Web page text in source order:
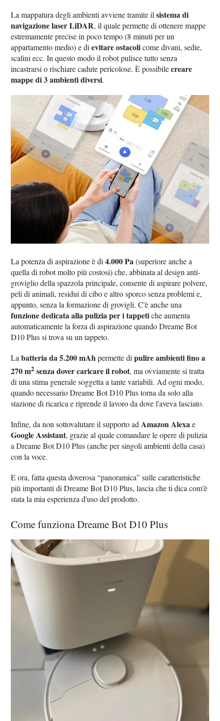
La mappatura degli ambienti avviene tramite ilsistema di
navigazione laser LiDAR, il quale permette di ottenere mappe
estremamente precise in poco tempo (8 minuti per un
appartamento medio) e dievitare ostacolicome divani, sedie,
scalini ecc. In questo modo il robot pulisce tutto senza
incastrarsi o rischiare cadute pericolose. È possibilecreare
mappe di 3 ambienti diversi.
La potenza di aspirazione è di4.000 Pa(superiore anche a
quella di robot molto più costosi) che, abbinata al design anti-
groviglio della spazzola principale, consente di aspirare polvere,
peli di animali, residui di cibo e altro sporco senza problemi e,
appunto, senza la formazione di grovigli. C'è anche una
funzione dedicata alla pulizia per i tappetiche aumenta
automaticamente la forza di aspirazione quando Dreame Bot
D10 Plus si trova su un tappeto.
Labatteria da 5.200 mAhpermette dipulire ambienti fino a
270 m2 senza dover caricare il robot, ma ovviamente si tratta
di una stima generale soggetta a tante variabili. Ad ogni modo,
quando necessario Dreame Bot D10 Plus torna da solo alla
stazione di ricarica e riprende il lavoro da dove l'aveva lasciato.
Infine, da non sottovalutare il supporto adAmazon Alexae
Google Assistant, grazie al quale comandare le opere di pulizia
a Dreame Bot D10 Plus (anche per singoli ambienti della casa)
con la voce.
E ora, fatta questa doverosa “panoramica” sulle caratteristiche
più importanti di Dreame Bot D10 Plus, lascia che ti dica com'è
stata la mia esperienza d'uso del prodotto.
Come funziona Dreame Bot D10 Plus